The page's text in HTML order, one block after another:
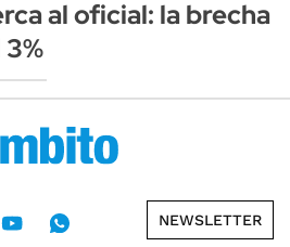
al oficial: la brecha
NEWSLETTER